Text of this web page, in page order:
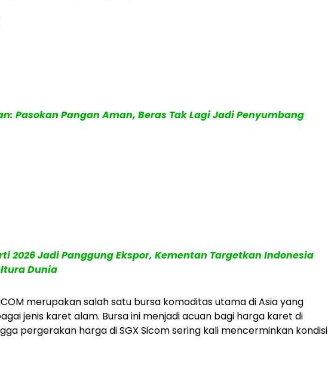
Pasokan Pangan Aman, Beras Tak Lagi Jadi Penyumbang
2026 Jadi Panggung Ekspor, Kementan Targetkan Indonesia
Dunia
merupakan salah satu bursa komoditas utama di Asia yang
jenis karet alam. Bursa ini menjadi acuan bagi harga karet di
pergerakan harga di SGX Sicom sering kali mencerminkan kondisi